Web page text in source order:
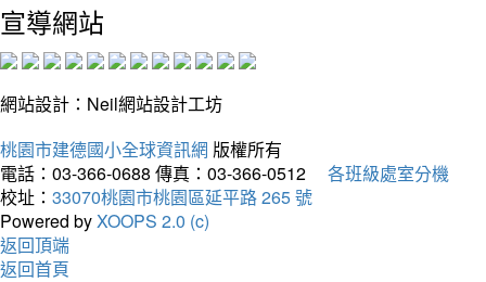
宣導網站
網站設計：Neil網站設計工坊
桃園市建德國小全球資訊網 版權所有
電話：03-366-0688 傳真：03-366-0512
各班級處室分機
校址： 33070桃園市桃園區延平路 265 號
Powered byXOOPS 2.0 (c)
返回頂端
返回首頁